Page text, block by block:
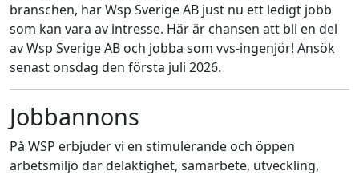
branschen, har Wsp Sverige AB just nu ett ledigt jobb
som kan vara av intresse. Här är chansen att bli en del
av Wsp Sverige AB och jobba som vvs-ingenjör! Ansök
senast onsdag den första juli 2026.
Jobbannons
På WSP erbjuder vi en stimulerande och öppen
arbetsmiljö där delaktighet, samarbete, utveckling,